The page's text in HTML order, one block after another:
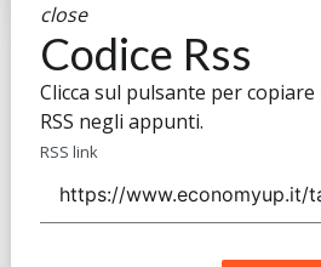
close
Codice Rss
Clicca sul pulsante per
RSS negli appunti.
RSS link